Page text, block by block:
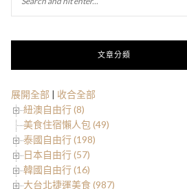
文章分類
展開全部 | 收合全部
紐澳自由行 (8)
美食住宿懶人包 (49)
泰國自由行 (198)
日本自由行 (57)
韓國自由行 (16)
大台北捷運美食 (987)